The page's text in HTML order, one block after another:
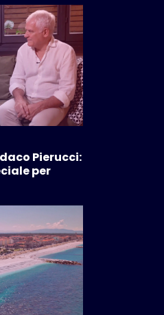
Pierucci:
per